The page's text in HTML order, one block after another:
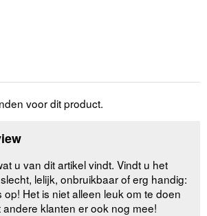
voor dit product.
u van dit artikel vindt. Vindt u het
lelijk, onbruikbaar of erg handig:
op! Het is niet alleen leuk om te doen
klanten er ook nog mee!